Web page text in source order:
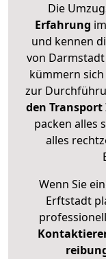
Die
Erfahrung
und kennen
von
kümmern
zur
den
packen alles
alles
Wenn Sie
Erftstadt